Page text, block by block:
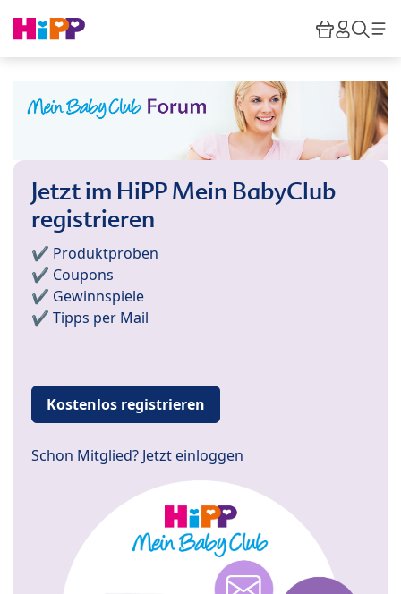
HiPP
Jetzt im HiPP Mein BabyClub
registrieren
✔️ Produktproben
✔️ Coupons
✔️ Gewinnspiele
✔️ Tipps per Mail
Kostenlos registrieren
Schon Mitglied? Jetzt einloggen